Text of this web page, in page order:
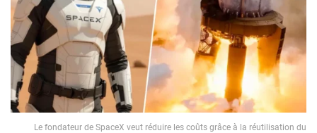
Le fondateur de SpaceX veut réduire les coûts grâce à la réutilisation du